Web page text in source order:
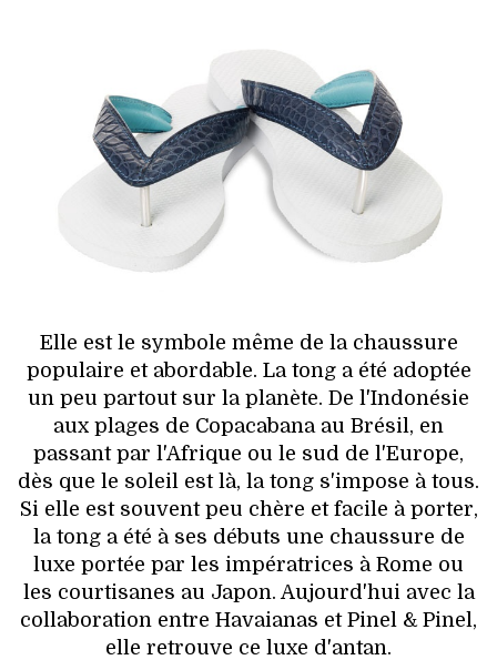
CULTURE
HIGH TECH
MAISON
AUTO
LIEUX TENDANCES
BEAUTÉ
MODE DE RUE
JEUNES CRÉATEURS
HISTOIRE DES MARQUES
DÉCO
VOYAGES & LOISIRS
Elle est le symbole même de la chaussure
populaire et abordable. La tong a été adoptée
un peu partout sur la planète. De l'Indonésie
aux plages de Copacabana au Brésil, en
passant par l'Afrique ou le sud de l'Europe,
dès que le soleil est là, la tong s'impose à tous.
Si elle est souvent peu chère et facile à porter,
la tong a été à ses débuts une chaussure de
luxe portée par les impératrices à Rome ou
les courtisanes au Japon. Aujourd'hui avec la
collaboration entre Havaianas et Pinel & Pinel,
elle retrouve ce luxe d'antan.